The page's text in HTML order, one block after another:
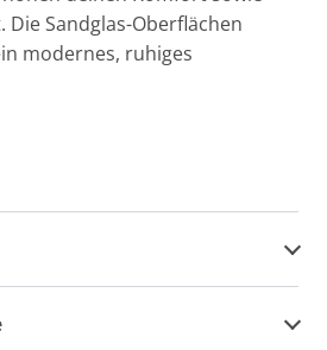
Die Sandglas-Oberflächen
modernes, ruhiges